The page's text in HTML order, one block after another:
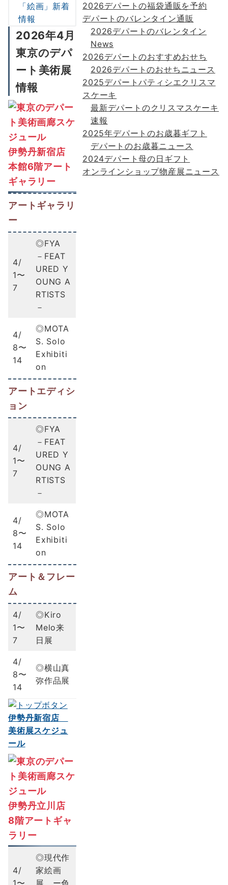
「絵画」新着
情報
2026年4月
東京のデパ
ート美術展
情報
伊勢丹新宿店
本館6階アート
ギャラリー
アートギャラリ
ー
4/
1〜
7
◎FYA
－FEAT
URED Y
OUNG A
RTISTS
－
4/
8〜
14
◎MOTA
S. Solo
Exhibiti
on
アートエディシ
ョン
4/
1〜
7
◎FYA
－FEAT
URED Y
OUNG A
RTISTS
－
4/
8〜
14
◎MOTA
S. Solo
Exhibiti
on
アート＆フレー
ム
4/
1〜
7
◎Kiro
Melo来
日展
4/
8〜
14
◎横山真
弥作品展
伊勢丹新宿店
美術展スケジュ
ール
伊勢丹立川店
8階アートギャ
ラリー
4/
1〜
◎現代作
家絵画
展 ー色
2026デパートの福袋通販を予約
デパートのバレンタイン通販
2026デパートのバレンタイン
News
2026デパートのおすすめおせち
2026デパートのおせちニュース
2025デパートパティシエクリスマ
スケーキ
最新デパートのクリスマスケーキ
速報
2025年デパートのお歳暮ギフト
デパートのお歳暮ニュース
2024デパート母の日ギフト
オンラインショップ物産展ニュース